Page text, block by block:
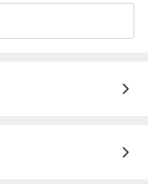
다녔다. 여름 방학이 시
기도 하고, 롤러브레이
라볼 만큼 날씬해진
은 변화된 디디를 보고
다. 디디네 반으로 전학